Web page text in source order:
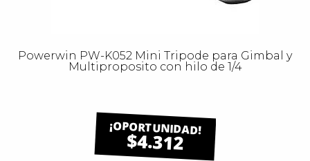
Powerwin PW-K052 Mini Tripode para Gimbal y
Multiproposito con hilo de 1/4
$4.312